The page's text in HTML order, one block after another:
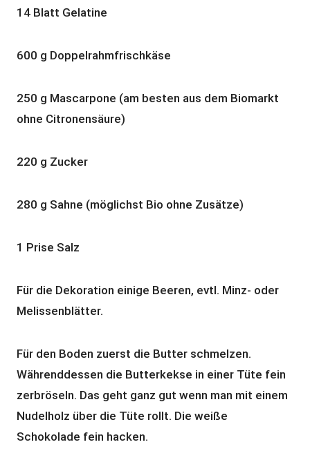
14 Blatt Gelatine
600 g Doppelrahmfrischkäse
250 g Mascarpone (am besten aus dem Biomarkt
ohne Citronensäure)
220 g Zucker
280 g Sahne (möglichst Bio ohne Zusätze)
1 Prise Salz
Für die Dekoration einige Beeren, evtl. Minz- oder
Melissenblätter.
Für den Boden zuerst die Butter schmelzen.
Währenddessen die Butterkekse in einer Tüte fein
zerbröseln. Das geht ganz gut wenn man mit einem
Nudelholz über die Tüte rollt. Die weiße
Schokolade fein hacken.